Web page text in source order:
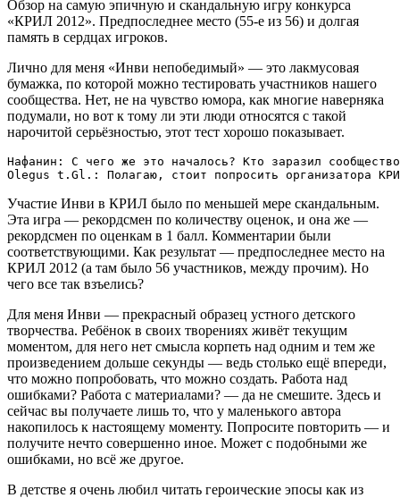
Обзор на самую эпичную и скандальную игру конкурса
«КРИЛ 2012». Предпоследнее место (55-е из 56) и долгая
память в сердцах игроков.
Лично для меня «Инви непобедимый» — это лакмусовая
бумажка, по которой можно тестировать участников нашего
сообщества. Нет, не на чувство юмора, как многие наверняка
подумали, но вот к тому ли эти люди относятся с такой
нарочитой серьёзностью, этот тест хорошо показывает.
Нафанин: С чего же это началось? Кто заразил
Olegus t.Gl.: Полагаю, стоит попросить организатора
Участие Инви в КРИЛ было по меньшей мере скандальным.
Эта игра — рекордсмен по количеству оценок, и она же —
рекордсмен по оценкам в 1 балл. Комментарии были
соответствующими. Как результат — предпоследнее место на
КРИЛ 2012 (а там было 56 участников, между прочим). Но
чего все так взъелись?
Для меня Инви — прекрасный образец устного детского
творчества. Ребёнок в своих творениях живёт текущим
моментом, для него нет смысла корпеть над одним и тем же
произведением дольше секунды — ведь столько ещё впереди,
что можно попробовать, что можно создать. Работа над
ошибками? Работа с материалами? — да не смешите. Здесь и
сейчас вы получаете лишь то, что у маленького автора
накопилось к настоящему моменту. Попросите повторить — и
получите нечто совершенно иное. Может с подобными же
ошибками, но всё же другое.
В детстве я очень любил читать героические эпосы как из